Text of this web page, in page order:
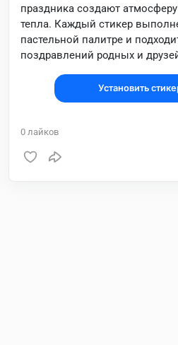
праздника создают
тепла. Каждый стикер
пастельной палитре и
поздравлений родных и
Установить
0 лайков